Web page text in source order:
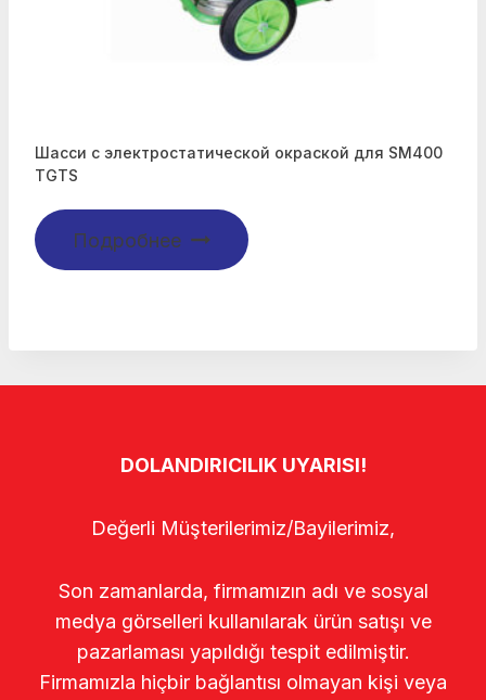
Шасси с электростатической окраской для SM400
TGTS
Подробнее
DOLANDIRICILIK UYARISI!
Değerli Müşterilerimiz/Bayilerimiz,
Son zamanlarda, firmamızın adı ve sosyal
medya görselleri kullanılarak ürün satışı ve
pazarlaması yapıldığı tespit edilmiştir.
Firmamızla hiçbir bağlantısı olmayan kişi veya